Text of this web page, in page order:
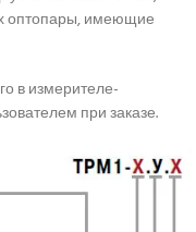
оптопары, имеющие
в измерителе-
при заказе.